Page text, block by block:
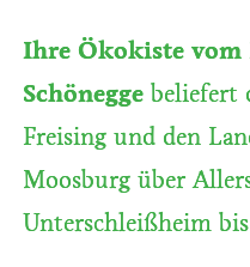
Ihre Ökokiste vom
Schöneggebeliefert
Freising und den
Moosburg über
Unterschleißheim